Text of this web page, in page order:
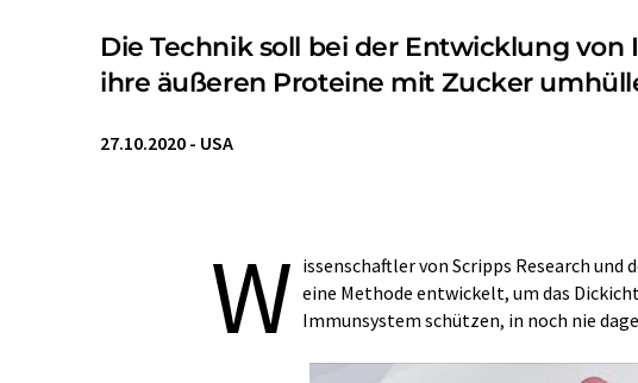
Die Technik soll bei der Entwicklung von
ihre äußeren Proteine mit Zucker
27.10.2020 - USA
W issenschaftler von Scripps Research
eine Methode entwickelt, um das
Immunsystem schützen, in noch nie